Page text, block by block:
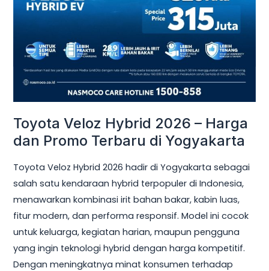
Toyota Veloz Hybrid 2026 – Harga
dan Promo Terbaru di Yogyakarta
Toyota Veloz Hybrid 2026 hadir di Yogyakarta sebagai
salah satu kendaraan hybrid terpopuler di Indonesia,
menawarkan kombinasi irit bahan bakar, kabin luas,
fitur modern, dan performa responsif. Model ini cocok
untuk keluarga, kegiatan harian, maupun pengguna
yang ingin teknologi hybrid dengan harga kompetitif.
Dengan meningkatnya minat konsumen terhadap